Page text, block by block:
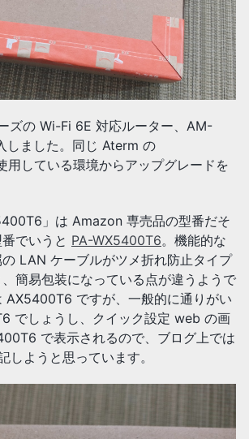
ズの Wi-Fi 6E 対応ルーター、AM-
しました。同じ Aterm の
用している環境からアップグレードを
」は Amazon 専売品の型番だそ
でいうと PA-WX5400T6。機能的な
LAN ケーブルがツメ折れ防止タイプ
簡易包装になっている点が違うようで
AX5400T6 ですが、一般的に通りがい
でしょうし、クイック設定 web の画
で表示されるので、ブログ上では
ようと思っています。